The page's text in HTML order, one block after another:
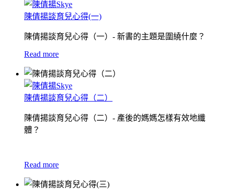
陳倩揚談育兒心得(一)
陳倩揚談育兒心得（一）- 新書的主題是圍繞什麼？
Read more
陳倩揚談育兒心得（二）
陳倩揚談育兒心得（二）- 產後的媽媽怎樣有效地纖
體？
Read more